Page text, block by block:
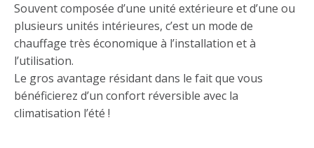
Souvent composée d’une unité extérieure et d’une ou
plusieurs unités intérieures, c’est un mode de
chauffage très économique à l’installation et à
l’utilisation.
Le gros avantage résidant dans le fait que vous
bénéficierez d’un confort réversible avec la
climatisation l’été !